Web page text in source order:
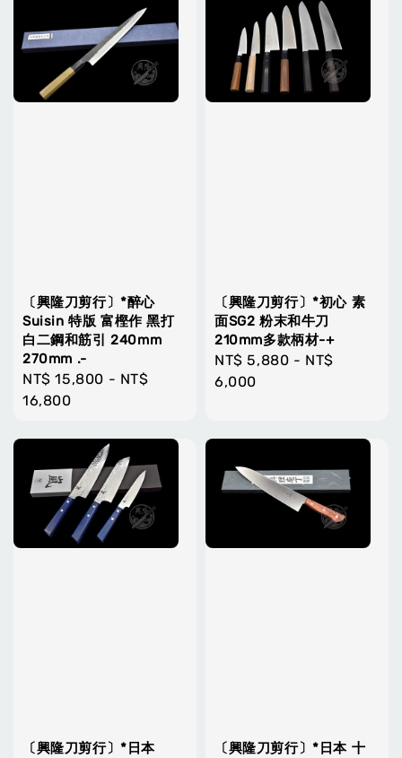
〔興隆刀剪行〕*醉心
Suisin 特版 富樫作 黑打
白二鋼和筋引 240mm
270mm .-
Regular
price
NT$ 15,800 - NT$
16,800
〔興隆刀剪行〕*初心 素
面SG2 粉末和牛刀
210mm多款柄材-+
Regular
price
NT$ 5,880 - NT$
6,000
〔興隆刀剪行〕*日本
〔興隆刀剪行〕*日本 十